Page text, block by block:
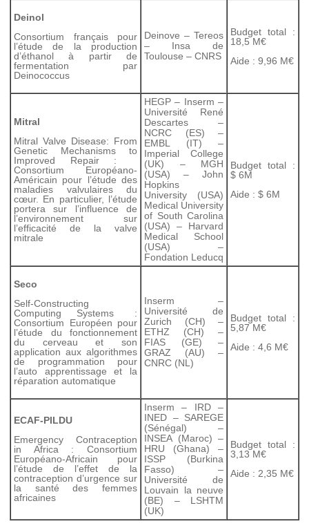
Deinol
Consortium français pour
l’étude de la production
d’éthanol à partir de
fermentation par
Deinococcus
Deinove – Tereos
– Insa de
Toulouse – CNRS
Budget total :
18,5 M€
Aide : 9,96 M€
Mitral
Mitral Valve Disease: From
Genetic Mechanisms to
Improved Repair :
Consortium Européano-
Américain pour l’étude des
maladies valvulaires du
cœur. En particulier, l’étude
portera sur l’influence de
l’environnement sur
l’efficacité de la valve
mitrale
HEGP – Inserm –
Université René
Descartes –
NCRC (ES) –
EMBL (IT) –
Imperial College
(UK) – MGH
(USA) – John
Hopkins
University (USA)
Medical University
of South Carolina
(USA) – Harvard
Medical School
(USA) –
Fondation Leducq
Budget total :
$ 6M
Aide : $ 6M
Seco
Self-Constructing
Computing Systems :
Consortium Européen pour
l’étude du fonctionnement
du cerveau et son
application aux algorithmes
de programmation pour
l’auto apprentissage et la
réparation automatique
Inserm –
Université de
Zurich (CH) –
ETHZ (CH) –
FIAS (GE) –
GRAZ (AU) –
CNRC (NL)
Budget total :
5,87 M€
Aide : 4,6 M€
ECAF-PILDU
Emergency Contraception
in Africa : Consortium
Européano-Africain pour
l’étude de l’effet de la
contraception d’urgence sur
la santé des femmes
africaines
Inserm – IRD –
INED – SAREGE
(Sénégal) –
INSEA (Maroc) –
HRU (Ghana) –
ISSP (Burkina
Fasso) –
Université de
Louvain la neuve
(BE) – LSHTM
(UK)
Budget total :
3,13 M€
Aide : 2,35 M€